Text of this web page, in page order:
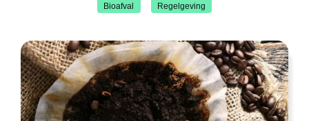
Bioafval Regelgeving